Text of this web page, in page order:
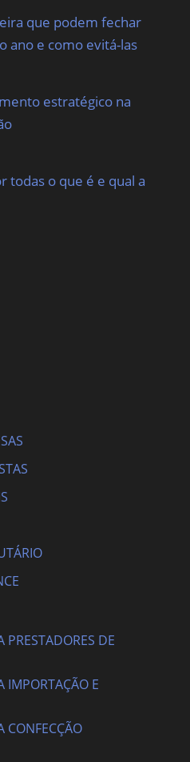
que podem fechar
ano e como evitá-las
estratégico na
todas o que é e qual a
PRESTADORES DE
IMPORTAÇÃO E
CONFECÇÃO